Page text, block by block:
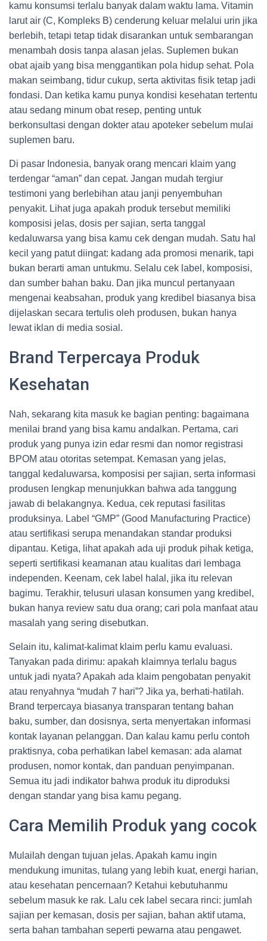
kamu konsumsi terlalu banyak dalam waktu lama. Vitamin
larut air (C, Kompleks B) cenderung keluar melalui urin jika
berlebih, tetapi tetap tidak disarankan untuk sembarangan
menambah dosis tanpa alasan jelas. Suplemen bukan
obat ajaib yang bisa menggantikan pola hidup sehat. Pola
makan seimbang, tidur cukup, serta aktivitas fisik tetap jadi
fondasi. Dan ketika kamu punya kondisi kesehatan tertentu
atau sedang minum obat resep, penting untuk
berkonsultasi dengan dokter atau apoteker sebelum mulai
suplemen baru.
Di pasar Indonesia, banyak orang mencari klaim yang
terdengar “aman” dan cepat. Jangan mudah tergiur
testimoni yang berlebihan atau janji penyembuhan
penyakit. Lihat juga apakah produk tersebut memiliki
komposisi jelas, dosis per sajian, serta tanggal
kedaluwarsa yang bisa kamu cek dengan mudah. Satu hal
kecil yang patut diingat: kadang ada promosi menarik, tapi
bukan berarti aman untukmu. Selalu cek label, komposisi,
dan sumber bahan baku. Dan jika muncul pertanyaan
mengenai keabsahan, produk yang kredibel biasanya bisa
dijelaskan secara tertulis oleh produsen, bukan hanya
lewat iklan di media sosial.
Brand Terpercaya Produk
Kesehatan
Nah, sekarang kita masuk ke bagian penting: bagaimana
menilai brand yang bisa kamu andalkan. Pertama, cari
produk yang punya izin edar resmi dan nomor registrasi
BPOM atau otoritas setempat. Kemasan yang jelas,
tanggal kedaluwarsa, komposisi per sajian, serta informasi
produsen lengkap menunjukkan bahwa ada tanggung
jawab di belakangnya. Kedua, cek reputasi fasilitas
produksinya. Label “GMP” (Good Manufacturing Practice)
atau sertifikasi serupa menandakan standar produksi
dipantau. Ketiga, lihat apakah ada uji produk pihak ketiga,
seperti sertifikasi keamanan atau kualitas dari lembaga
independen. Keenam, cek label halal, jika itu relevan
bagimu. Terakhir, telusuri ulasan konsumen yang kredibel,
bukan hanya review satu dua orang; cari pola manfaat atau
masalah yang sering disebutkan.
Selain itu, kalimat-kalimat klaim perlu kamu evaluasi.
Tanyakan pada dirimu: apakah klaimnya terlalu bagus
untuk jadi nyata? Apakah ada klaim pengobatan penyakit
atau renyahnya “mudah 7 hari”? Jika ya, berhati-hatilah.
Brand terpercaya biasanya transparan tentang bahan
baku, sumber, dan dosisnya, serta menyertakan informasi
kontak layanan pelanggan. Dan kalau kamu perlu contoh
praktisnya, coba perhatikan label kemasan: ada alamat
produsen, nomor kontak, dan panduan penyimpanan.
Semua itu jadi indikator bahwa produk itu diproduksi
dengan standar yang bisa kamu pegang.
Cara Memilih Produk yang cocok
Mulailah dengan tujuan jelas. Apakah kamu ingin
mendukung imunitas, tulang yang lebih kuat, energi harian,
atau kesehatan pencernaan? Ketahui kebutuhanmu
sebelum masuk ke rak. Lalu cek label secara rinci: jumlah
sajian per kemasan, dosis per sajian, bahan aktif utama,
serta bahan tambahan seperti pewarna atau pengawet.